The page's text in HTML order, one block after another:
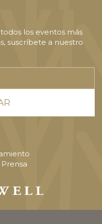
los eventos más
suscríbete a nuestro